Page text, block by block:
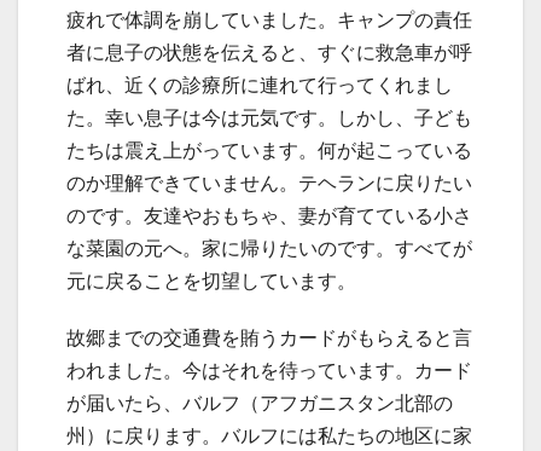
疲れで体調を崩していました。キャンプの責任
者に息子の状態を伝えると、すぐに救急車が呼
ばれ、近くの診療所に連れて行ってくれまし
た。幸い息子は今は元気です。しかし、子ども
たちは震え上がっています。何が起こっている
のか理解できていません。テヘランに戻りたい
のです。友達やおもちゃ、妻が育てている小さ
な菜園の元へ。家に帰りたいのです。すべてが
元に戻ることを切望しています。
故郷までの交通費を賄うカードがもらえると言
われました。今はそれを待っています。カード
が届いたら、バルフ（アフガニスタン北部の
州）に戻ります。バルフには私たちの地区に家